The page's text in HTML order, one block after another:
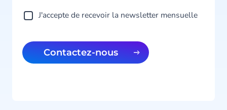
J'accepte de recevoir la newsletter mensuelle
Contactez-nous